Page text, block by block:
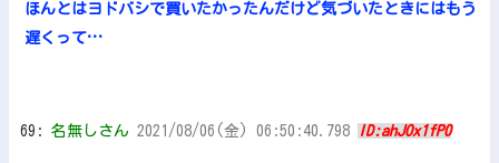
ほんとはヨドバシで買いたかったんだけど気づいたときにはもう
遅くって…
69: 名無しさん 2021/08/06(金) 06:50:40.798 ID:ahJOx1fP0